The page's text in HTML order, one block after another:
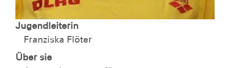
Jugendleiterin
Franziska Flöter
Über sie